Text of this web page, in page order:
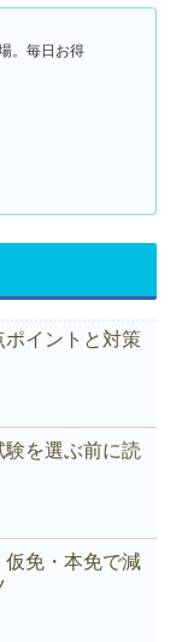
。毎日お得
ポイントと対策
を選ぶ前に読
仮免・本免で減